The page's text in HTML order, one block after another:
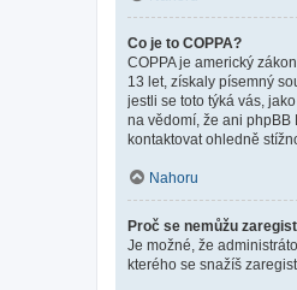
Co je to COPPA?
COPPA je americký
13 let, získaly písemný
jestli se toto týká vás,
na vědomí, že ani phpBB
kontaktovat ohledně
Nahoru
Proč se nemůžu
Je možné, že
kterého se snažíš